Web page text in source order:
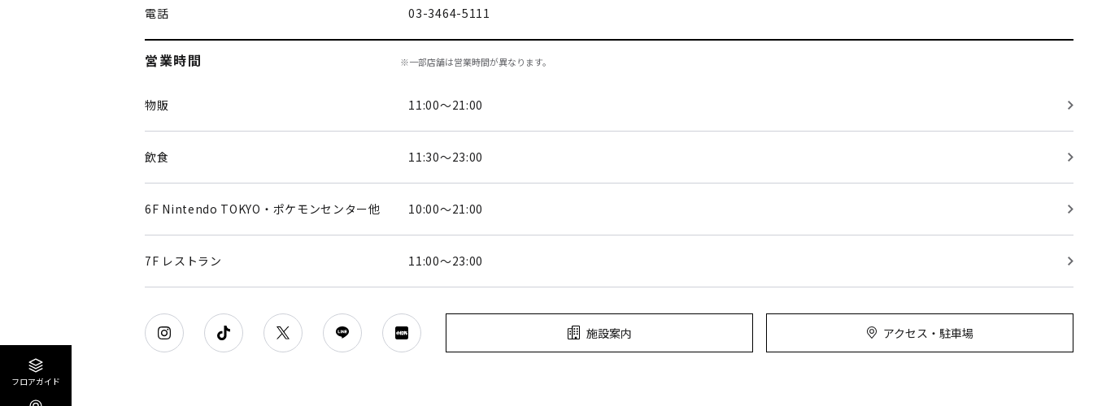
フロアガイド
電話 03-3464-5111
営業時間 ※一部店舗は営業時間が異なります。
物販 11:00～21:00
飲食 11:30～23:00
6F Nintendo TOKYO・ポケモンセンター他 10:00～21:00
7F レストラン 11:00～23:00
施設案内 アクセス・駐車場